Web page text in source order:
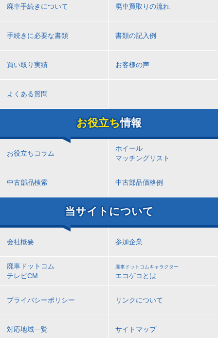
廃車手続きについて 廃車買取りの流れ
手続きに必要な書類 書類の記入例
買い取り実績 お客様の声
よくある質問
お役立ち情報
お役立ちコラム
ホイール
マッチングリスト
中古部品検索 中古部品価格例
当サイトについて
会社概要 参加企業
廃車ドットコム
テレビCM
廃車ドットコムキャラクター
エコゲコとは
プライバシーポリシー リンクについて
対応地域一覧 サイトマップ